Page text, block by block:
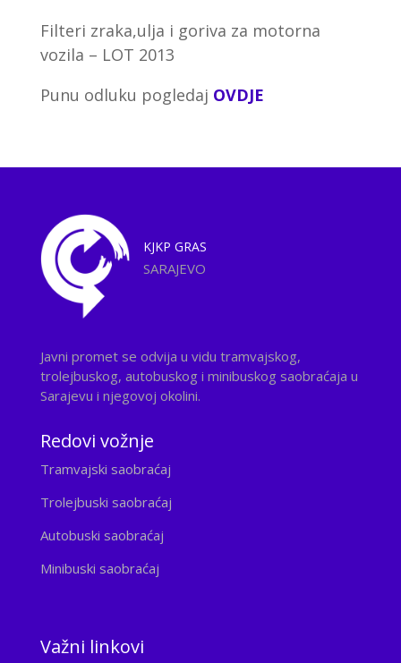
Filteri zraka,ulja i goriva za motorna
vozila – LOT 2013
Punu odluku pogledaj OVDJE
KJKP GRAS
SARAJEVO
Javni promet se odvija u vidu tramvajskog,
trolejbuskog, autobuskog i minibuskog saobraćaja u
Sarajevu i njegovoj okolini.
Redovi vožnje
Tramvajski saobraćaj
Trolejbuski saobraćaj
Autobuski saobraćaj
Minibuski saobraćaj
Važni linkovi